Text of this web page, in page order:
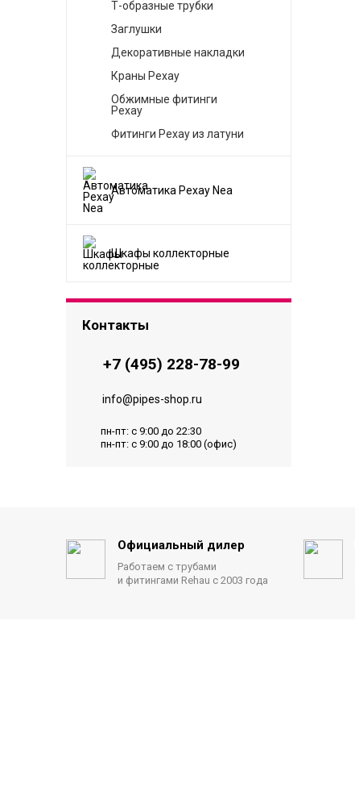
Т-образные трубки
Заглушки
Декоративные накладки
Краны Рехау
Обжимные фитинги
Рехау
Фитинги Рехау из латуни
Автоматика Рехау Nea
Шкафы коллекторные
Контакты
+7 (495) 228-78-99
info@pipes-shop.ru
пн-пт: с 9:00 до 22:30
пн-пт: с 9:00 до 18:00 (офис)
Официальный дилер
Работаем с трубами
и фитингами Rehau с 2003 года